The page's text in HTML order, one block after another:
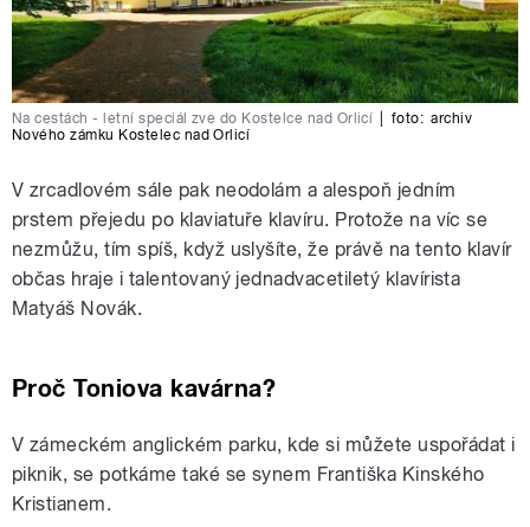
Na cestách - letní speciál zve do Kostelce nad Orlicí foto: archiv
Nového zámku Kostelec nad Orlicí
V zrcadlovém sále pak neodolám a alespoň jedním
prstem přejedu po klaviatuře klavíru. Protože na víc se
nezmůžu, tím spíš, když uslyšíte, že právě na tento klavír
občas hraje i talentovaný jednadvacetiletý klavírista
Matyáš Novák.
Proč Toniova kavárna?
V zámeckém anglickém parku, kde si můžete uspořádat i
piknik, se potkáme také se synem Františka Kinského
Kristianem.